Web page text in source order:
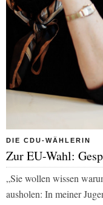
DIE CDU-WÄHLERIN
Zur EU-Wahl:
„Sie wollen wissen
ausholen: In meiner